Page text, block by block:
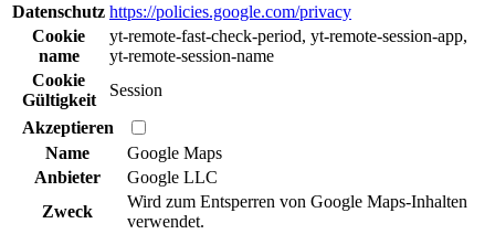
Datenschutz https://policies.google.com/privacy
Cookie
name
yt-remote-fast-check-period, yt-remote-session-app,
yt-remote-session-name
Cookie
Gültigkeit
Session
Akzeptieren
Name
Google Maps
Anbieter
Google LLC
Zweck
Wird zum Entsperren von Google Maps-Inhalten
verwendet.